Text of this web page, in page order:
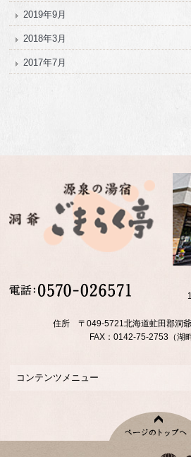
2019年9月
2018年3月
2017年7月
住所 〒049-5721北海道虻田郡洞
FAX：0142-75-2753（湖
コンテンツメニュー